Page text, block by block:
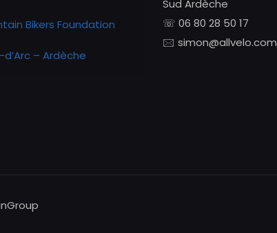
Bikers Foundation
– Ardèche
Sud Ardèche
☏ 06 80 28 50 17
🖂 simon@allvelo.com